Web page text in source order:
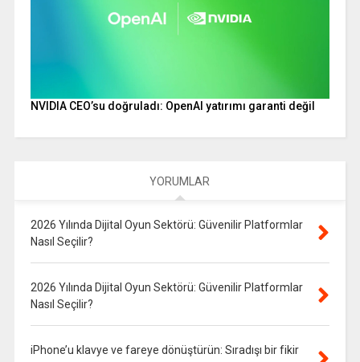
NVIDIA CEO’su doğruladı: OpenAI yatırımı garanti değil
YORUMLAR
2026 Yılında Dijital Oyun Sektörü: Güvenilir Platformlar
Nasıl Seçilir?
2026 Yılında Dijital Oyun Sektörü: Güvenilir Platformlar
Nasıl Seçilir?
iPhone’u klavye ve fareye dönüştürün: Sıradışı bir fikir